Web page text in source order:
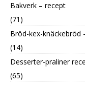
Bakverk – recept
(71)
Bröd-kex-knäckebröd
(14)
Desserter-praliner
(65)